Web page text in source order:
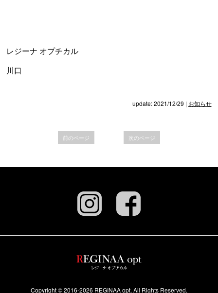
レジーナ オプチカル
川口
update: 2021/12/29 | お知らせ
前のページ 次のページ
Copyright ©2016-2026 REGINAA opt. All Rights Reserved.